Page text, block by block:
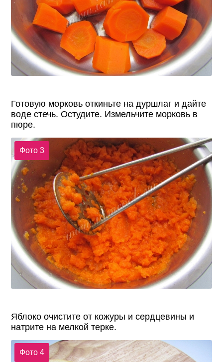
Готовую морковь откиньте на дуршлаг и дайте
воде стечь. Остудите. Измельчите морковь в
пюре.
Фото 3
Яблоко очистите от кожуры и сердцевины и
натрите на мелкой терке.
Фото 4